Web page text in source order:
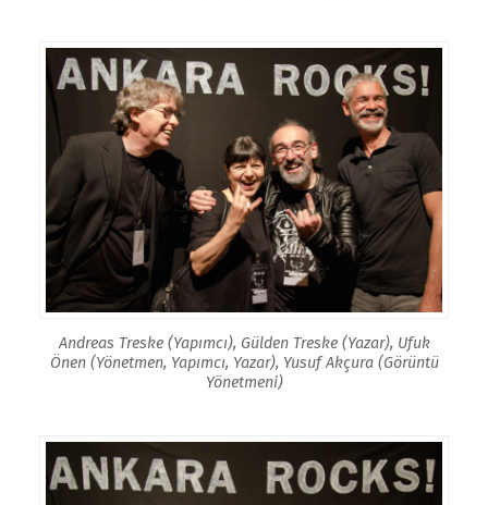
Andreas Treske (Yapımcı), Gülden Treske (Yazar), Ufuk
Önen (Yönetmen, Yapımcı, Yazar), Yusuf Akçura (Görüntü
Yönetmeni)